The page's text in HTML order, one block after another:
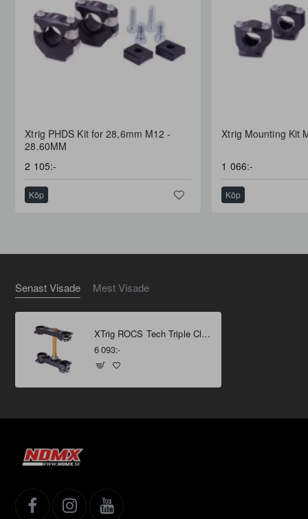
FRI FRAKT
Xtrig PHDS Kit for 28,6mm M12 -
28.60MM
2 105:-
Köp
Xtrig Mounting Kit
1 066:-
Köp
Senast Visade Mest Visade
XTrig ROCS Tech Triple Clamp - Triumph TF250/TF450 24- Svart
6 093:-